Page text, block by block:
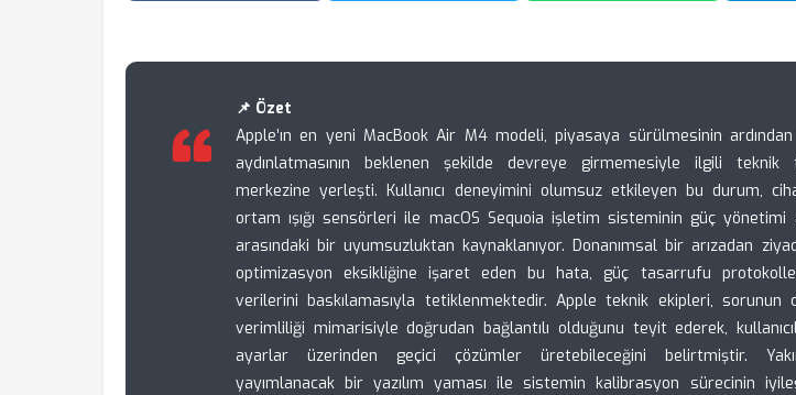
📌 Özet
Apple’ın en yeni MacBook Air M4 modeli, piyasaya sürülmesinin
aydınlatmasının beklenen şekilde devreye girmemesiyle ilgili teknik
merkezine yerleşti. Kullanıcı deneyimini olumsuz etkileyen bu durum,
ortam ışığı sensörleri ile macOS Sequoia işletim sisteminin güç yönetimi
arasındaki bir uyumsuzluktan kaynaklanıyor. Donanımsal bir arızadan
optimizasyon eksikliğine işaret eden bu hata, güç tasarrufu
verilerini baskılamasıyla tetiklenmektedir. Apple teknik ekipleri, sorunun
verimliliği mimarisiyle doğrudan bağlantılı olduğunu teyit ederek,
ayarlar üzerinden geçici çözümler üretebileceğini belirtmiştir.
yayımlanacak bir yazılım yaması ile sistemin kalibrasyon sürecinin